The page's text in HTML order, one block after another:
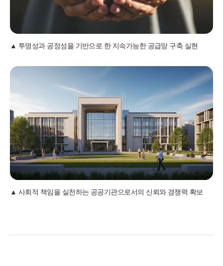
투명성과 공정성을 기반으로 한 지속가능한 공급망 구축 실현
사회적 책임을 실천하는 공공기관으로서의 신뢰와 경쟁력 확보